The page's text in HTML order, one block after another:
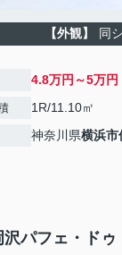
【外観】 同
4.8万円～5万円
1R/11.10㎡
神奈川県横浜市
パフェ・ド